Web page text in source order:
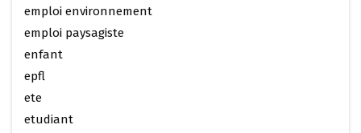
emploi environnement
emploi paysagiste
enfant
epfl
ete
etudiant